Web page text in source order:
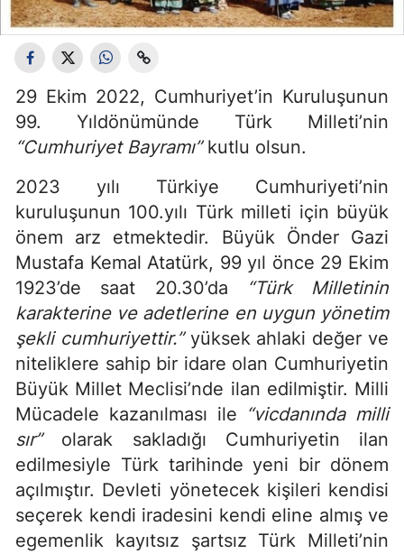
29 Ekim 2022, Cumhuriyet’in Kuruluşunun
99. Yıldönümünde Türk Milleti’nin
“Cumhuriyet Bayramı”kutlu olsun.
2023 yılı Türkiye Cumhuriyeti’nin
kuruluşunun 100.yılı Türk milleti için büyük
önem arz etmektedir. Büyük Önder Gazi
Mustafa Kemal Atatürk, 99 yıl önce 29 Ekim
1923’de saat 20.30’da
“Türk Milletinin
karakterine ve adetlerine en uygun yönetim
şekli cumhuriyettir.”yüksek ahlaki değer ve
niteliklere sahip bir idare olan Cumhuriyetin
Büyük Millet Meclisi’nde ilan edilmiştir. Milli
Mücadele kazanılması ile “vicdanında milli
sır” olarak sakladığı Cumhuriyetin ilan
edilmesiyle Türk tarihinde yeni bir dönem
açılmıştır. Devleti yönetecek kişileri kendisi
seçerek kendi iradesini kendi eline almış ve
egemenlik kayıtsız şartsız Türk Milleti’nin